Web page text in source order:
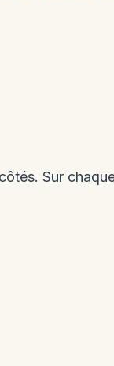
Sur